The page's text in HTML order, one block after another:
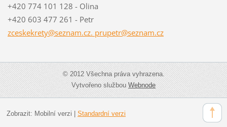
+420 774 101 128 - Olina
+420 603 477 261 - Petr
zceskekrety@seznam.cz. prupetr@seznam.cz
© 2012 Všechna práva vyhrazena.
Vytvořeno službouWebnode
Zobrazit: Mobilní verzi Standardní verzi